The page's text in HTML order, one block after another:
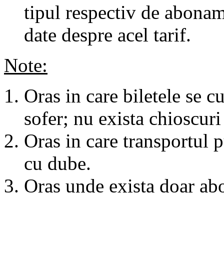
tipul respectiv de
date despre acel tarif.
Note:
Oras in care biletele se
sofer; nu exista
Oras in care transportul
cu dube.
Oras unde exista doar